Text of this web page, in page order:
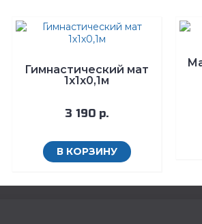
Гимнастический мат
1х1х0,1м
3 190 р.
В КОРЗИНУ